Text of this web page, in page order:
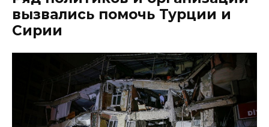
вызвались помочь Турции и
Сирии